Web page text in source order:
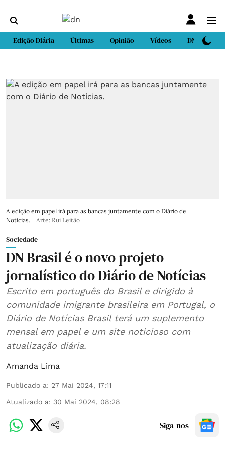
Edição Diária Últimas Opinião Vídeos DN Sport
A edição em papel irá para as bancas juntamente com o Diário de
Notícias.
Arte: Rui Leitão
Sociedade
DN Brasil é o novo projeto
jornalístico do Diário de Notícias
Escrito em português do Brasil e dirigido à
comunidade imigrante brasileira em Portugal, o
Diário de Notícias Brasil terá um suplemento
mensal em papel e um site noticioso com
atualização diária.
Amanda Lima
Publicado a: 27 Mai 2024, 17:11
Atualizado a: 30 Mai 2024, 08:28
Siga-nos